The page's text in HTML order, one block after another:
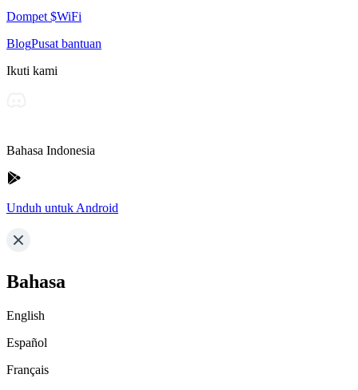
Dompet $WiFi
BlogPusat bantuan
Ikuti kami
Bahasa Indonesia
Unduh untuk Android
Bahasa
English
Español
Français